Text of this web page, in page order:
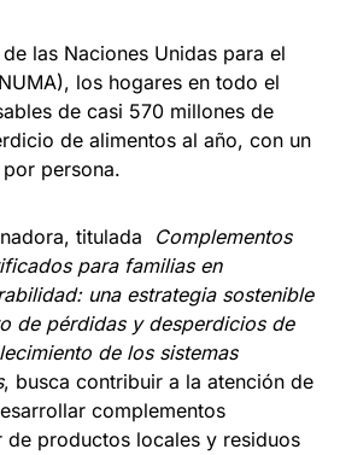
las Naciones Unidas para el
los hogares en todo el
de casi 570 millones de
de alimentos al año, con un
persona.
titulada Complementos
para familias en
una estrategia sostenible
de pérdidas y desperdicios de
de los sistemas
, busca contribuir a la atención de
complementos
de productos locales y residuos